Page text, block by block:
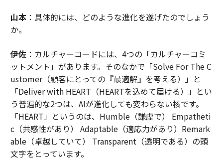
山本：具体的には、どのような進化を遂げたのでしょう
か。
伊佐：カルチャーコードには、4つの「カルチャーコミ
ットメント」があります。そのなかで「Solve For The C
ustomer（顧客にとっての『最適解』を考える）」と
「Deliver with HEART（HEARTを込めて届ける）」とい
う普遍的な2つは、AIが進化しても変わらない核です。
「HEART」というのは、Humble（謙虚で） Empatheti
c（共感性があり） Adaptable（適応力があり）Remark
able（卓越していて） Transparent（透明である）の頭
文字をとっています。